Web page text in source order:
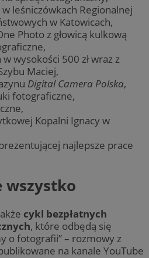
leśniczówkach Regionalnej
w Katowicach,
Photo z głowicą kulkową
wysokości 500 zł wraz z
Maciej,
Digital Camera Polska,
fotograficzne,
Kopalni Ignacy w
najlepsze prace
wszystko
cykl bezpłatnych
, które odbędą się
o fotografii” – rozmowy z
na kanale YouTube